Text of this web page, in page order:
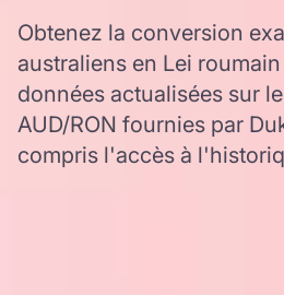
Obtenez la conversion
australiens en Lei
données actualisées sur
AUD/RON fournies par
compris l'accès à